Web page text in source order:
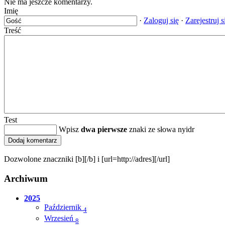
Nie ma jeszcze komentarzy.
Imię
· Zaloguj się · Zarejestruj
Treść
Test
Wpisz dwa pierwsze znaki ze słowa nyidr
Dozwolone znaczniki [b][/b] i [url=http://adres][/url]
Archiwum
2025
Październik 4
Wrzesień 8